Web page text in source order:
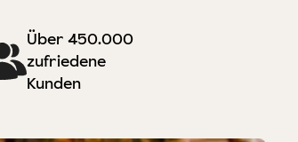
Über 450.000
zufriedene
Kunden